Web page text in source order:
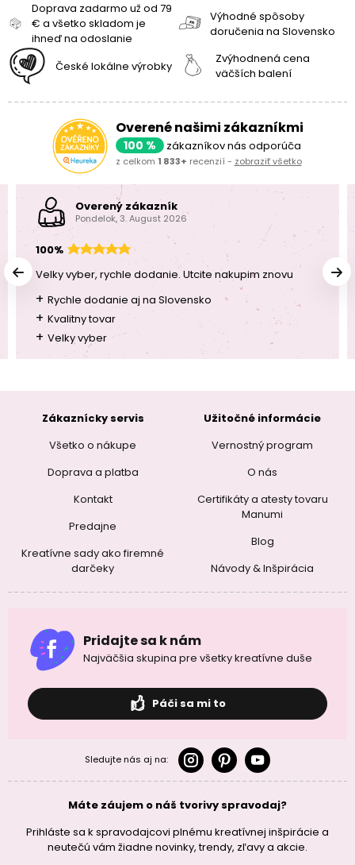
Doprava zadarmo už od 79
€ a všetko skladom je
ihneď na odoslanie
Výhodné spôsoby
doručenia na Slovensko
České lokálne výrobky
Zvýhodnená cena
väčších balení
Overené našimi zákazníkmi
100 % zákazníkov nás odporúča
z celkom 1 833+ recenzií - zobraziť všetko
Overený zákazník
Pondelok, 3. August 2026
100%
Velky vyber, rychle dodanie. Utcite nakupim znovu
+ Rychle dodanie aj na Slovensko
+ Kvalitny tovar
+ Velky vyber
Zákaznícky servis
Všetko o nákupe
Doprava a platba
Kontakt
Predajne
Kreatívne sady ako firemné
darčeky
Užitočné informácie
Vernostný program
O nás
Certifikáty a atesty tovaru
Manumi
Blog
Návody & Inšpirácia
Pridajte sa k nám
Najväčšia skupina pre všetky kreatívne duše
Páči sa mi to
Sledujte nás aj na:
Máte záujem o náš tvorivy spravodaj?
Prihláste sa k spravodajcovi plnému kreatívnej inšpirácie a
neutečú vám žiadne novinky, trendy, zľavy a akcie.